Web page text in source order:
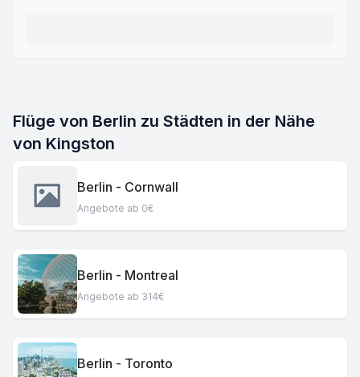
Flüge von Berlin zu Städten in der Nähe
von Kingston
Berlin - Cornwall
Angebote ab 0€
Berlin - Montreal
Angebote ab 314€
Berlin - Toronto